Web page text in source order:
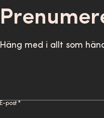
Häng med i allt som
E-post *